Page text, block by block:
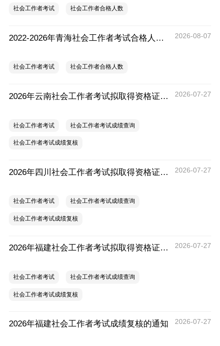
社会工作者考试 社会工作者合格人数
2022-2026年青海社会工作者考试合格人数统计及分析 2026-08-07
社会工作者考试 社会工作者合格人数
2026年云南社会工作者考试拟取得资格证书人员使用告知承诺制情况的公示 2026-07-27
社会工作者考试 社会工作者考试成绩查询
社会工作者考试成绩复核
2026年四川社会工作者考试拟取得资格证书相关人员承诺情况的公示 2026-07-27
社会工作者考试 社会工作者考试成绩查询
社会工作者考试成绩复核
2026年福建社会工作者考试拟取得资格证书相关人员承诺情况的公示 2026-07-27
社会工作者考试 社会工作者考试成绩查询
社会工作者考试成绩复核
2026年福建社会工作者考试成绩复核的通知 2026-07-27